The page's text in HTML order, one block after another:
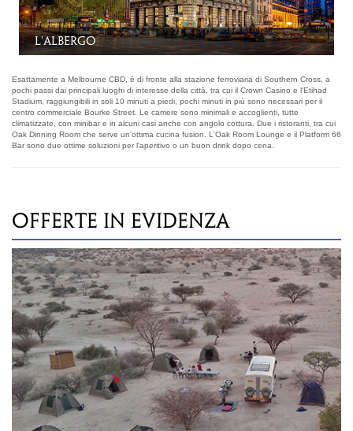
Platform 66 Sports Bar
Esattamente a Melbourne CBD, è di fronte alla stazione ferroviaria di Southern Cross, a
pochi passi dai principali luoghi di interesse della città, tra cui il Crown Casino e l'Etihad
Stadium, raggiungibili in soli 10 minuti a piedi, pochi minuti in più sono necessari per il
centro commerciale Bourke Street. Le camere sono minimali e accoglienti, tutte
climatizzate, con minibar e in alcuni casi anche con angolo cottura. Due i ristoranti, tra cui
Oak Dinning Room che serve un'ottima cucina fusion. L'Oak Room Lounge e il Platform 66
Bar sono due ottime soluzioni per l'aperitivo o un buon drink dopo cena.
OFFERTE IN EVIDENZA